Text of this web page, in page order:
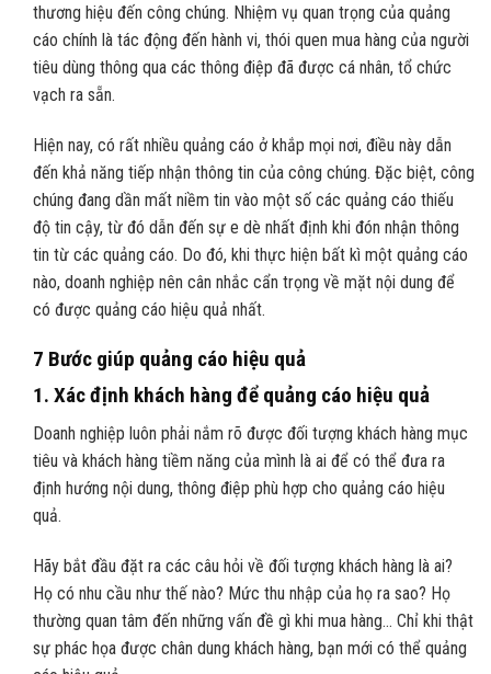
thương hiệu đến công chúng. Nhiệm vụ quan trọng của quảng
cáo chính là tác động đến hành vi, thói quen mua hàng của người
tiêu dùng thông qua các thông điệp đã được cá nhân, tổ chức
vạch ra sẵn.
Hiện nay, có rất nhiều quảng cáo ở khắp mọi nơi, điều này dẫn
đến khả năng tiếp nhận thông tin của công chúng. Đặc biệt, công
chúng đang dần mất niềm tin vào một số các quảng cáo thiếu
độ tin cậy, từ đó dẫn đến sự e dè nhất định khi đón nhận thông
tin từ các quảng cáo. Do đó, khi thực hiện bất kì một quảng cáo
nào, doanh nghiệp nên cân nhắc cẩn trọng về mặt nội dung để
có được quảng cáo hiệu quả nhất.
7 Bước giúp quảng cáo hiệu quả
1. Xác định khách hàng để quảng cáo hiệu quả
Doanh nghiệp luôn phải nắm rõ được đối tượng khách hàng mục
tiêu và khách hàng tiềm năng của mình là ai để có thể đưa ra
định hướng nội dung, thông điệp phù hợp cho quảng cáo hiệu
quả.
Hãy bắt đầu đặt ra các câu hỏi về đối tượng khách hàng là ai?
Họ có nhu cầu như thế nào? Mức thu nhập của họ ra sao? Họ
thường quan tâm đến những vấn đề gì khi mua hàng… Chỉ khi thật
sự phác họa được chân dung khách hàng, bạn mới có thể quảng